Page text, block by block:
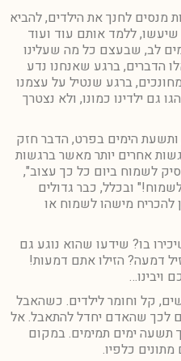
מנסים לחנך את הילדים, להביא
ללמד אותם עוד ועוד
לב, שבעצם כל מה שעלינו
הדברים, ברגע שאנחנו נדע
ברגע שנטיל על עצמנו
גם ילדינו כמונו, ולא נצטרך
הימים בפרט, הדבר חזק
אחרים יותר מאשר ברגשות
לשמוח ביום כל כך עצוב",
ובכלל, כבר גדולים
להכריח מישהו לשמוח או
בו? שידעו שהוא נוגע גם
דמעה? הזילו אתם דמעות!
ויבינו…
קל וחומר לילדים. כשהאבל
לכך שהאדם יחדל להתאבל. אל
תשעה ימים תמימים. במקום
כלפיו.